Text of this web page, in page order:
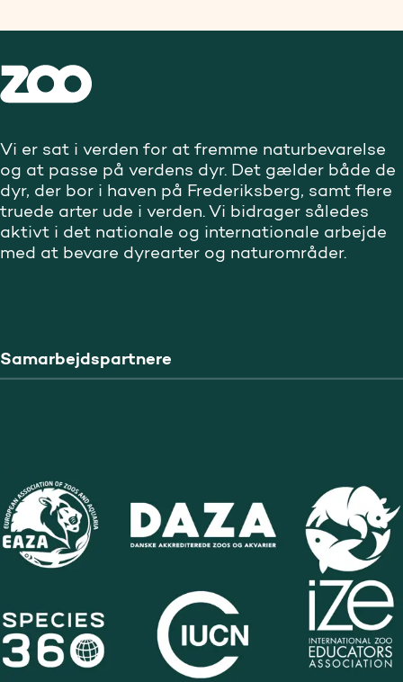
Vi er sat i verden for at fremme naturbevarelse
og at passe på verdens dyr. Det gælder både de
dyr, der bor i haven på Frederiksberg, samt flere
truede arter ude i verden. Vi bidrager således
aktivt i det nationale og internationale arbejde
med at bevare dyrearter og naturområder.
Samarbejdspartnere